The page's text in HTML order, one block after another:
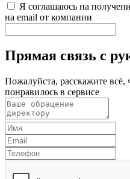
Я соглашаюсь на
на email от компании
Прямая связь с
Пожалуйста, расскажите
понравилось в сервисе